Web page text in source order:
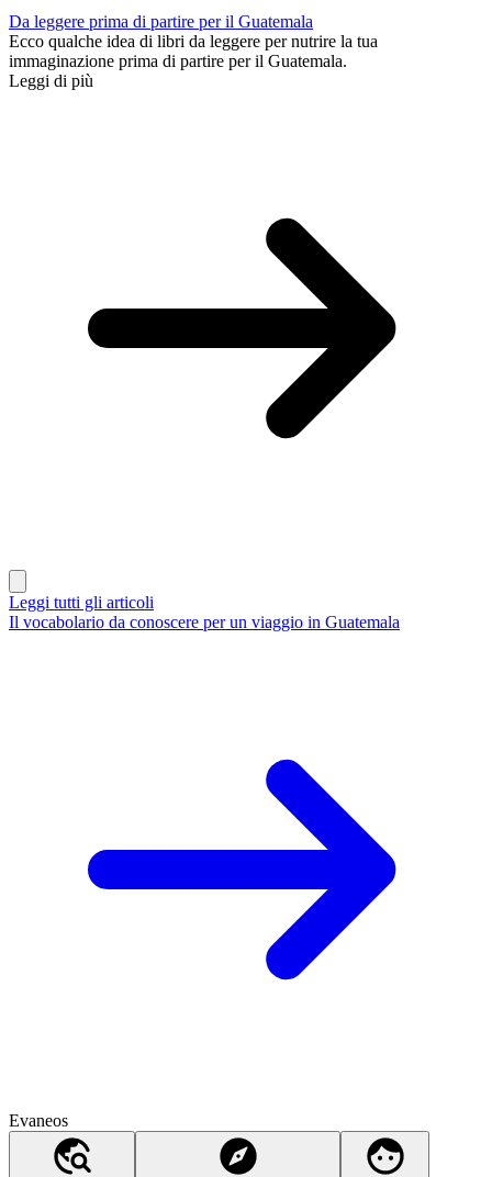
Da leggere prima di partire per il Guatemala
Ecco qualche idea di libri da leggere per nutrire la tua
immaginazione prima di partire per il Guatemala.
Leggi di più
Leggi tutti gli articoli
Il vocabolario da conoscere per un viaggio in Guatemala
Evaneos